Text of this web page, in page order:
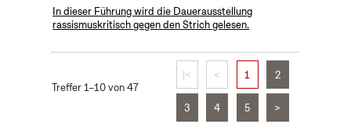
In dieser Führung wird die Dauerausstellung
rassismuskritisch gegen den Strich gelesen.
Treffer 1–10 von 47
|< < 1 2
3 4 5 >